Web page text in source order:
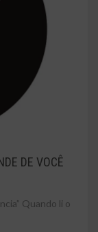
DE VOCÊ
Quando li o